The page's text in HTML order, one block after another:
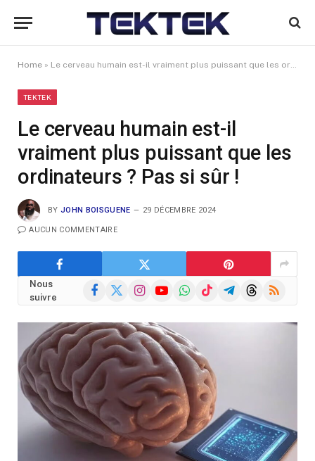
Home » Le cerveau humain est-il vraiment plus puissant que les ordinateurs ? Pas si sûr !
TEKTEK
Le cerveau humain est-il
vraiment plus puissant que les
ordinateurs ? Pas si sûr !
BY JOHN BOISGUENE 29 DÉCEMBRE 2024
AUCUN COMMENTAIRE
Nous
suivre
Facebook
X
InstagramYouTubeWhatsAppTikTokTelegramThreads
RSS